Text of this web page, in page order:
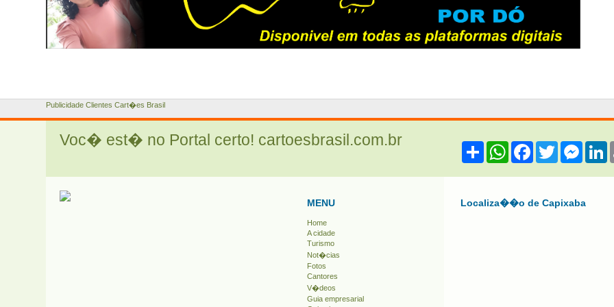
Publicidade Clientes Cart�es Brasil
Voc� est� no Portal certo! cartoesbrasil.com.br Share WhatsAppFacebook
Twitter
MENU
Home
A cidade
Turismo
Not�cias
Fotos
Cantores
V�deos
Guia empresarial
Localiza��o de Capixaba